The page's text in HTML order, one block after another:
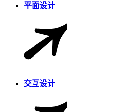
平面设计
交互设计